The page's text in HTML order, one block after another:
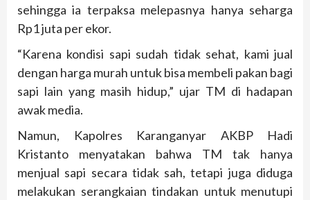
sehingga ia terpaksa melepasnya hanya seharga
Rp1 juta per ekor.
“Karena kondisi sapi sudah tidak sehat, kami jual
dengan harga murah untuk bisa membeli pakan bagi
sapi lain yang masih hidup,” ujar TM di hadapan
awak media.
Namun, Kapolres Karanganyar AKBP Hadi
Kristanto menyatakan bahwa TM tak hanya
menjual sapi secara tidak sah, tetapi juga diduga
melakukan serangkaian tindakan untuk menutupi